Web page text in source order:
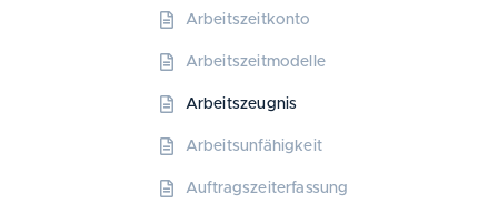
Arbeitszeitkonto
Arbeitszeitmodelle
Arbeitszeugnis
Arbeitsunfähigkeit
Auftragszeiterfassung